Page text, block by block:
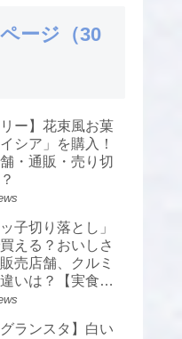
ージ（30
リー】花束風お菓
シア」を購入！
・通販・売り切
子切り落とし」
える？おいしさ
売店舗、クルミ
いは？【実食レ
グランスタ】白い